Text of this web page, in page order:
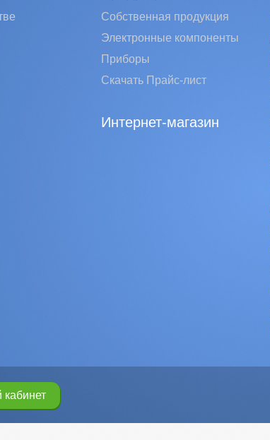
Собственная продукция
Электронные компоненты
Приборы
Скачать Прайс-лист
Интернет-магазин